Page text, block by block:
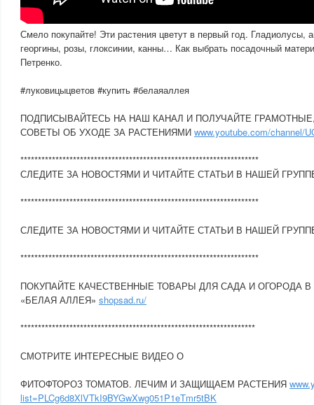
Смело покупайте! Эти растения цветут в первый год. Гладиолусы,
георгины, розы, глоксинии, канны… Как выбрать посадочный
Петренко.
#луковицыцветов #купить #белаяаллея
ПОДПИСЫВАЙТЕСЬ НА НАШ КАНАЛ И ПОЛУЧАЙТЕ
СОВЕТЫ ОБ УХОДЕ ЗА РАСТЕНИЯМИ www.youtube.com/channel/
********************************************************************
СЛЕДИТЕ ЗА НОВОСТЯМИ И ЧИТАЙТЕ СТАТЬИ В НАШЕЙ
********************************************************************
СЛЕДИТЕ ЗА НОВОСТЯМИ И ЧИТАЙТЕ СТАТЬИ В НАШЕЙ
********************************************************************
ПОКУПАЙТЕ КАЧЕСТВЕННЫЕ ТОВАРЫ ДЛЯ САДА И ОГОРОДА В
«БЕЛАЯ АЛЛЕЯ» shopsad.ru/
*******************************************************************
СМОТРИТЕ ИНТЕРЕСНЫЕ ВИДЕО О
ФИТОФТОРОЗ ТОМАТОВ. ЛЕЧИМ И ЗАЩИЩАЕМ РАСТЕНИЯ
list=PLCg6d8XlVTkI9BYGwXwg051P1eTmr5tBK